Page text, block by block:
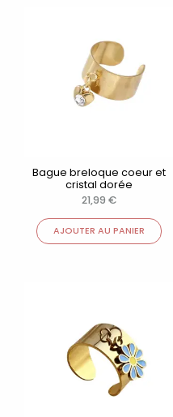
Bague breloque coeur et
cristal dorée
21,99 €
AJOUTER AU PANIER